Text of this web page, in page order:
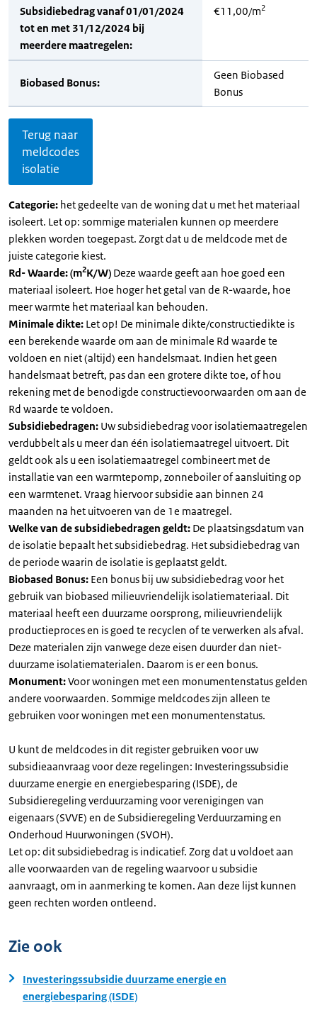
Subsidiebedrag vanaf 01/01/2024
tot en met 31/12/2024 bij
meerdere maatregelen:
€11,00/m2
Biobased Bonus:
Geen Biobased
Bonus
Terug naar
meldcodes
isolatie
Categorie: het gedeelte van de woning dat u met het materiaal
isoleert. Let op: sommige materialen kunnen op meerdere
plekken worden toegepast. Zorgt dat u de meldcode met de
juiste categorie kiest.
Rd- Waarde: (m2K/W) Deze waarde geeft aan hoe goed een
materiaal isoleert. Hoe hoger het getal van de R-waarde, hoe
meer warmte het materiaal kan behouden.
Minimale dikte: Let op! De minimale dikte/constructiedikte is
een berekende waarde om aan de minimale Rd waarde te
voldoen en niet (altijd) een handelsmaat. Indien het geen
handelsmaat betreft, pas dan een grotere dikte toe, of hou
rekening met de benodigde constructievoorwaarden om aan de
Rd waarde te voldoen.
Subsidiebedragen: Uw subsidiebedrag voor isolatiemaatregelen
verdubbelt als u meer dan één isolatiemaatregel uitvoert. Dit
geldt ook als u een isolatiemaatregel combineert met de
installatie van een warmtepomp, zonneboiler of aansluiting op
een warmtenet. Vraag hiervoor subsidie aan binnen 24
maanden na het uitvoeren van de 1e maatregel.
Welke van de subsidiebedragen geldt: De plaatsingsdatum van
de isolatie bepaalt het subsidiebedrag. Het subsidiebedrag van
de periode waarin de isolatie is geplaatst geldt.
Biobased Bonus: Een bonus bij uw subsidiebedrag voor het
gebruik van biobased milieuvriendelijk isolatiemateriaal. Dit
materiaal heeft een duurzame oorsprong, milieuvriendelijk
productieproces en is goed te recyclen of te verwerken als afval.
Deze materialen zijn vanwege deze eisen duurder dan niet-
duurzame isolatiematerialen. Daarom is er een bonus.
Monument:Voor woningen met een monumentenstatus gelden
andere voorwaarden. Sommige meldcodes zijn alleen te
gebruiken voor woningen met een monumentenstatus.
U kunt de meldcodes in dit register gebruiken voor uw
subsidieaanvraag voor deze regelingen: Investeringssubsidie
duurzame energie en energiebesparing (ISDE), de
Subsidieregeling verduurzaming voor verenigingen van
eigenaars (SVVE) en de Subsidieregeling Verduurzaming en
Onderhoud Huurwoningen (SVOH).
Let op: dit subsidiebedrag is indicatief. Zorg dat u voldoet aan
alle voorwaarden van de regeling waarvoor u subsidie
aanvraagt, om in aanmerking te komen. Aan deze lijst kunnen
geen rechten worden ontleend.
Zie ook
Investeringssubsidie duurzame energie en
energiebesparing (ISDE)